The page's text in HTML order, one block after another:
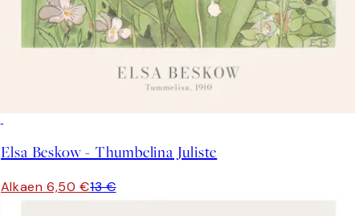
Elsa Beskow - Thumbelina Juliste
Alkaen 6,50 €13 €